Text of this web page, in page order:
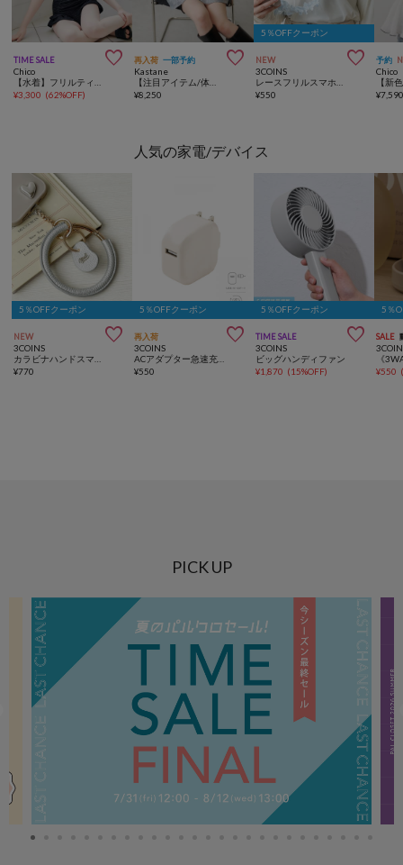
TIME SALE 
Chico
¥3,300 (62%OFF)
再入荷 一部予約 
Kastane
¥8,250
5％OFFクーポン
NEW 
3COINS
¥550
予約
Chico
¥
人気の家電/デバイス
5％OFFクーポン
NEW 
3COINS
¥770
5％OFFクーポン
再入荷 
3COINS
¥550
5％OFFクーポン
TIME SALE 
3COINS
ビッグハンディファン
¥1,870 (15%OFF)
5％
SALE
¥550
PICK UP